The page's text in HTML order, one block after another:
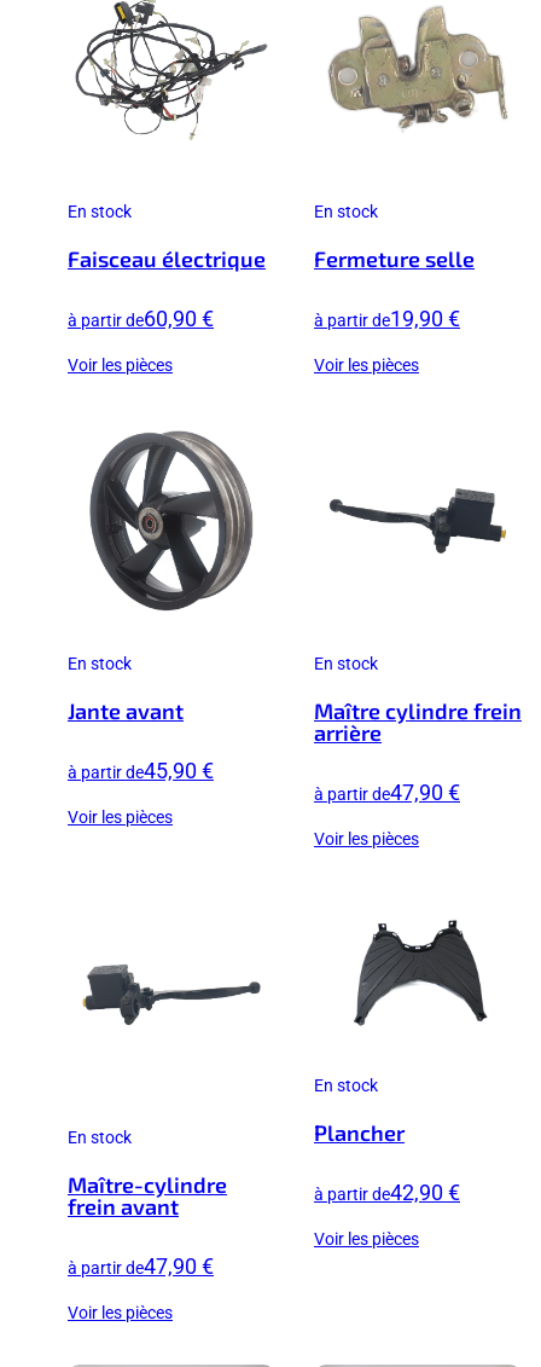
En stock
Faisceau électrique
à partir de60,90 €
Voir les pièces
En stock
Fermeture selle
à partir de19,90 €
Voir les pièces
En stock
Jante avant
à partir de45,90 €
Voir les pièces
En stock
Maître cylindre frein
arrière
à partir de47,90 €
Voir les pièces
En stock
Maître-cylindre
frein avant
à partir de47,90 €
Voir les pièces
En stock
Plancher
à partir de42,90 €
Voir les pièces